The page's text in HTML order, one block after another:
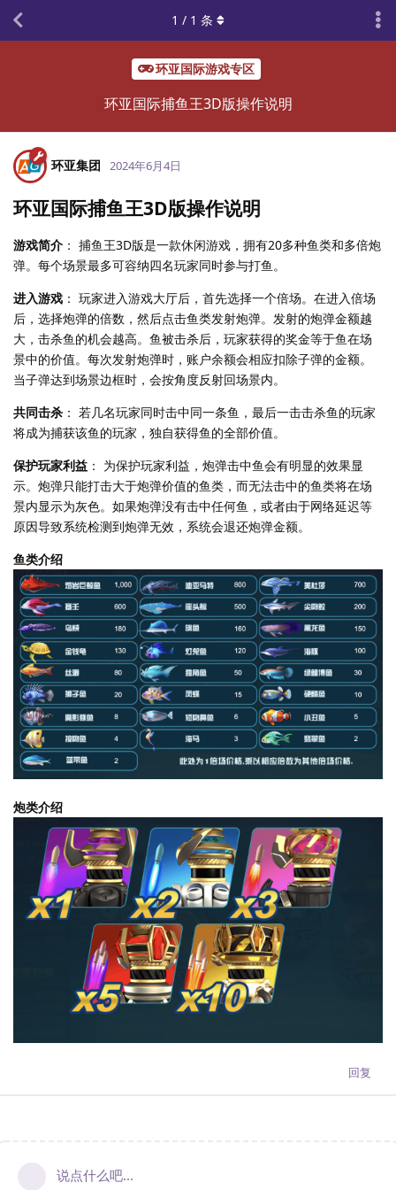
环亚国际游戏专区
环亚国际捕鱼王3D版操作说明
1 / 1 条
环亚集团 2024年6月4日
环亚国际捕鱼王3D版操作说明
游戏简介 ： 捕鱼王3D版是一款休闲游戏，拥有20多种鱼类和多倍炮
弹。每个场景最多可容纳四名玩家同时参与打鱼。
进入游戏 ： 玩家进入游戏大厅后，首先选择一个倍场。在进入倍场
后，选择炮弹的倍数，然后点击鱼类发射炮弹。发射的炮弹金额越
大，击杀鱼的机会越高。鱼被击杀后，玩家获得的奖金等于鱼在场
景中的价值。每次发射炮弹时，账户余额会相应扣除子弹的金额。
当子弹达到场景边框时，会按角度反射回场景内。
共同击杀 ： 若几名玩家同时击中同一条鱼，最后一击击杀鱼的玩家
将成为捕获该鱼的玩家，独自获得鱼的全部价值。
保护玩家利益 ： 为保护玩家利益，炮弹击中鱼会有明显的效果显
示。炮弹只能打击大于炮弹价值的鱼类，而无法击中的鱼类将在场
景内显示为灰色。如果炮弹没有击中任何鱼，或者由于网络延迟等
原因导致系统检测到炮弹无效，系统会退还炮弹金额。
鱼类介绍
炮类介绍
回复
说点什么吧...